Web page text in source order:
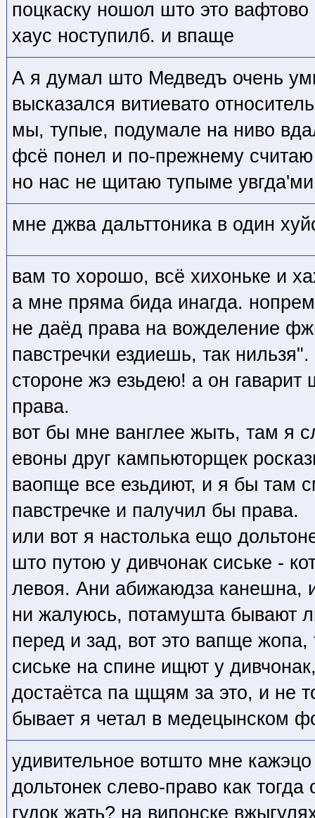
поцкаску ношол што это
хаус ноступилб. и впаще
А я думал што Медведъ очень
высказался витиевато
мы, тупые, подумале на ниво
фсё понел и по-прежнему
но нас не щитаю тупыме
мне джва дальттоника в один
вам то хорошо, всё хихоньке и
а мне пряма бида инагда.
не даёд права на вожделение
павстречки ездиешь, так
стороне жэ езьдею! а он
права.
вот бы мне ванглее жыть, там я
евоны друг кампьюторщек
ваопще все езьдиют, и я бы там
павстречке и палучил бы права.
или вот я настолька ещо
што путою у дивчонак сиське -
левоя. Ани абижаюдза канешна,
ни жалуюсь, потамушта бывают
перед и зад, вот это вапще жопа,
сиське на спине ищют у
достаётса па щщям за это, и не
бывает я четал в медецынском
удивительное вотшто мне
дольтонек слево-право как тогда
гудок жать? на випонске